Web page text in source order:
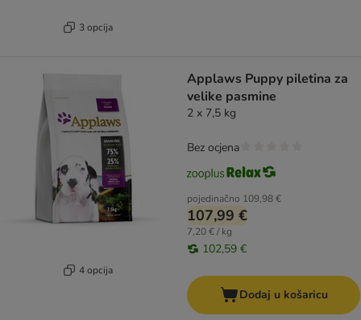
3 opcija
4 opcija
Applaws Puppy piletina za
velike pasmine
2 x 7,5 kg
pojedinačno 109,98 €
107,99 €
7,20 € / kg
102,59 €
Bez ocjena
Dodaj u košaricu